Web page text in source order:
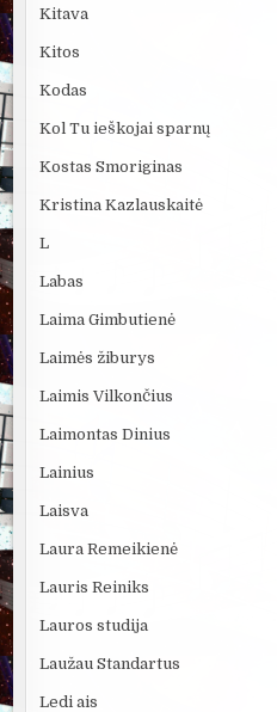
Kitava
Kitos
Kodas
Kol Tu ieškojai sparnų
Kostas Smoriginas
Kristina Kazlauskaitė
L
Labas
Laima Gimbutienė
Laimės žiburys
Laimis Vilkončius
Laimontas Dinius
Lainius
Laisva
Laura Remeikienė
Lauris Reiniks
Lauros studija
Laužau Standartus
Ledi ais